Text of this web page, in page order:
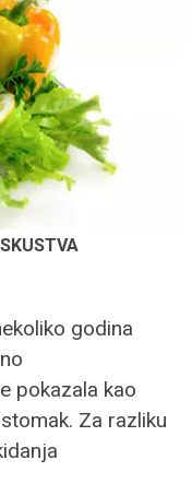
godina
pokazala kao
Za razliku